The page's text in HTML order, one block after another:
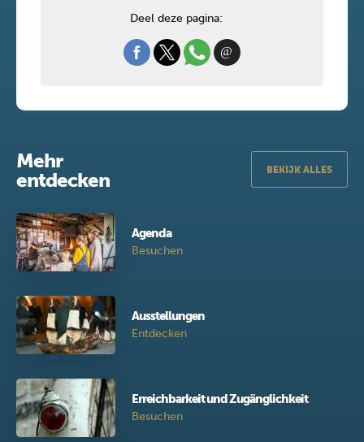
Deel deze pagina:
Mehr
entdecken
BEKIJK ALLES
Agenda
Besuchen
Ausstellungen
Entdecken
Erreichbarkeit und Zugänglichkeit
Besuchen